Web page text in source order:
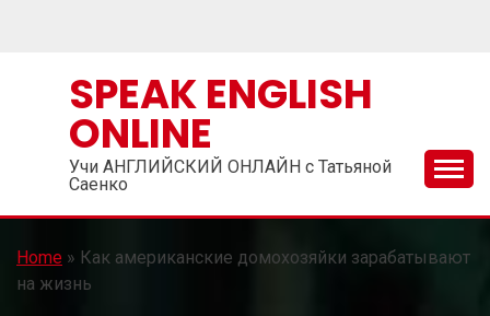
SPEAK ENGLISH
ONLINE
Учи АНГЛИЙСКИЙ ОНЛАЙН с Татьяной
Саенко
Home » Как американские домохозяйки зарабатывают
на жизнь